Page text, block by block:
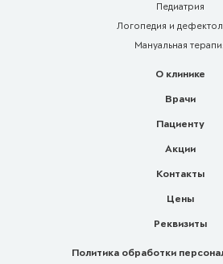
Педиатрия
Логопедия и
Мануальная
О клинике
Врачи
Пациенту
Акции
Контакты
Цены
Реквизиты
Политика обработки